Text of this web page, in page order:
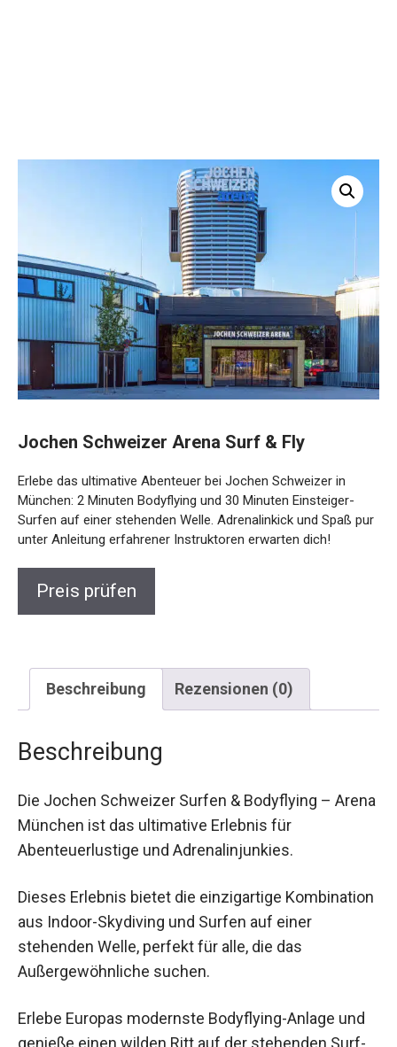
Jochen Schweizer Arena Surf & Fly
Erlebe das ultimative Abenteuer bei Jochen Schweizer in
München: 2 Minuten Bodyflying und 30 Minuten Einsteiger-
Surfen auf einer stehenden Welle. Adrenalinkick und Spaß
pur unter Anleitung erfahrener Instruktoren erwarten dich!
Preis prüfen
Beschreibung Rezensionen (0)
Beschreibung
Die Jochen Schweizer Surfen & Bodyflying –
Arena München ist das ultimative Erlebnis für
Abenteuerlustige und Adrenalinjunkies.
Dieses Erlebnis bietet die einzigartige
Kombination aus Indoor-Skydiving und Surfen auf
einer stehenden Welle, perfekt für alle, die das
Außergewöhnliche suchen.
Erlebe Europas modernste Bodyflying-Anlage und
genieße einen wilden Ritt auf der stehenden Surf-